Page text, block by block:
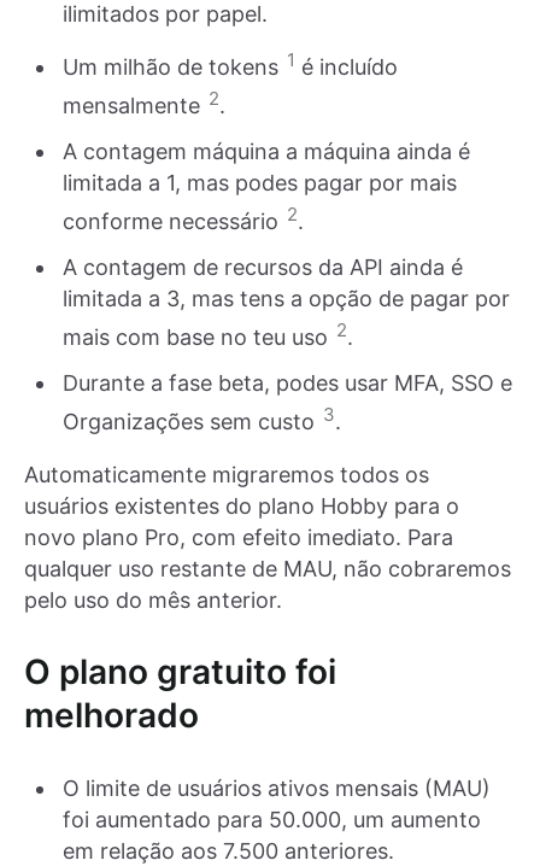
ilimitados por papel.
Um milhão de tokens 1 é incluído
mensalmente 2.
A contagem máquina a máquina ainda é
limitada a 1, mas podes pagar por mais
conforme necessário 2.
A contagem de recursos da API ainda é
limitada a 3, mas tens a opção de pagar por
mais com base no teu uso 2.
Durante a fase beta, podes usar MFA, SSO e
Organizações sem custo 3.
Automaticamente migraremos todos os
usuários existentes do plano Hobby para o
novo plano Pro, com efeito imediato. Para
qualquer uso restante de MAU, não cobraremos
pelo uso do mês anterior.
O plano gratuito foi
melhorado
O limite de usuários ativos mensais (MAU)
foi aumentado para 50.000, um aumento
em relação aos 7.500 anteriores.